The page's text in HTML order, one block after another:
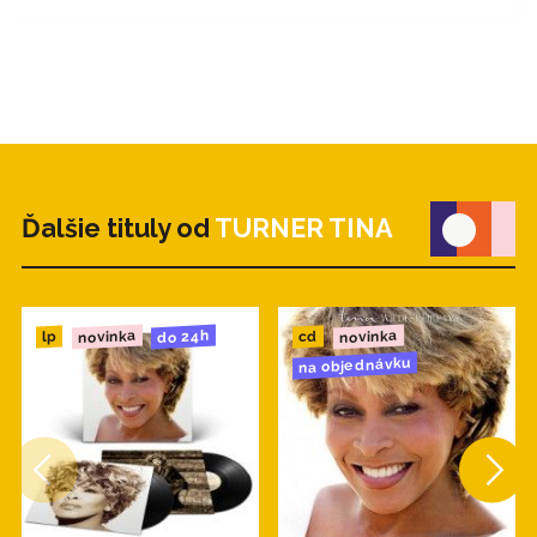
Instrumental)
15. Why Must We Wait Until Tonight?
(Acapella)
Ďalšie tituly od TURNER TINA
lp novinka do 24h cd novinka
na objednávku